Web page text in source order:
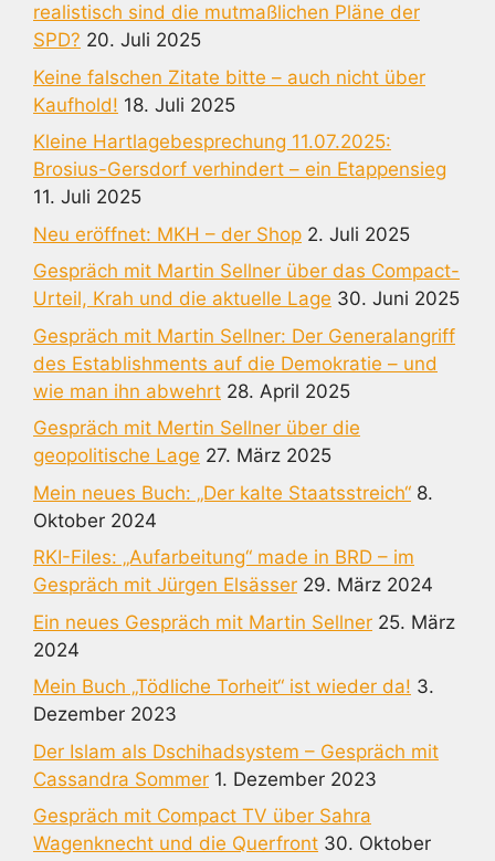
realistisch sind die mutmaßlichen Pläne der
SPD? 20. Juli 2025
Keine falschen Zitate bitte – auch nicht über
Kaufhold! 18. Juli 2025
Kleine Hartlagebesprechung 11.07.2025:
Brosius-Gersdorf verhindert – ein Etappensieg
11. Juli 2025
Neu eröffnet: MKH – der Shop 2. Juli 2025
Gespräch mit Martin Sellner über das Compact-
Urteil, Krah und die aktuelle Lage 30. Juni 2025
Gespräch mit Martin Sellner: Der Generalangriff
des Establishments auf die Demokratie – und
wie man ihn abwehrt 28. April 2025
Gespräch mit Mertin Sellner über die
geopolitische Lage 27. März 2025
Mein neues Buch: „Der kalte Staatsstreich“ 8.
Oktober 2024
RKI-Files: „Aufarbeitung“ made in BRD – im
Gespräch mit Jürgen Elsässer 29. März 2024
Ein neues Gespräch mit Martin Sellner 25. März
2024
Mein Buch „Tödliche Torheit“ ist wieder da! 3.
Dezember 2023
Der Islam als Dschihadsystem – Gespräch mit
Cassandra Sommer 1. Dezember 2023
Gespräch mit Compact TV über Sahra
Wagenknecht und die Querfront 30. Oktober